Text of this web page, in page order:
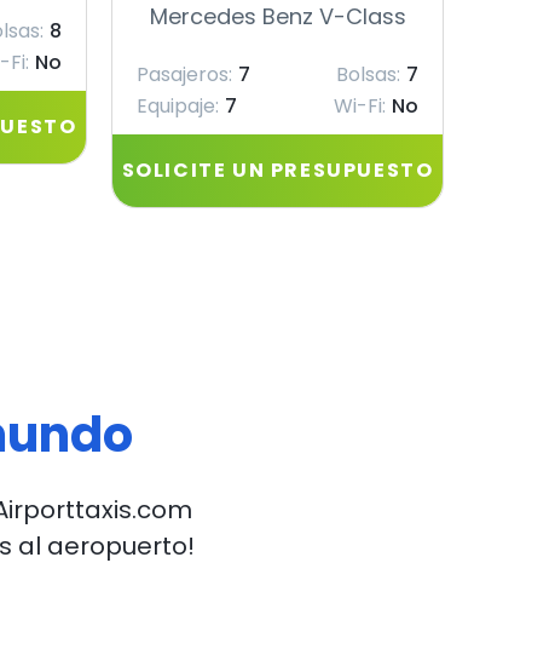
8
Fi: No
Mercedes Benz V-Class
Pasajeros: 7 Bolsas: 7
Equipaje: 7 Wi-Fi: No
SOLICITE UN PRESUPUESTO
al aeropuerto!